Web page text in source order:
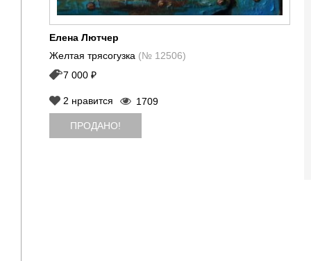
Елена Лютчер
Желтая трясогузка (№ 12506)
7 000 ₽
2 нравится 1709
ПРОДАНО!